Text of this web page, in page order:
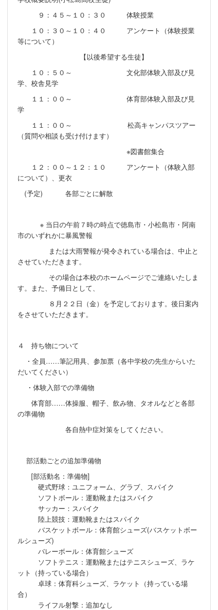
９：４５～１０：３０ 体験授業
１０：３０～１０：４０ アンケート（体験授業
等について）
【以後希望する生徒】
１０：５０～ 文化部体験入部及び見
学、校舎見学
１１：００～ 体育部体験入部及び見
学
１１：００～ 松高キャンパスツアー
（質問や相談も受け付けます）
※図書館集合
１２：００～１２：１０ アンケート（体験入部
について）、更衣
(予定) 各部ごとに解散
※ 当日の午前７時の時点で徳島市・小松島市・阿南
市のいずれかに暴風警報
または大雨警報が発令されている場合は、中止と
させていただきます。
その場合は本校のホームページでご連絡いたしま
す。また、予備日として、
８月２２日（金）を予定しております。後日案内
をさせていただきます。
４ 持ち物について
・全員……筆記用具、参加票（各中学校の先生からいた
だいてください）
・体験入部での準備物
体育部……体操服、帽子、飲み物、タオルなどと各部
の準備物
各自熱中症対策をしてください。
部活動ごとの追加準備物
[部活動名：準備物]
硬式野球：ユニフォーム、グラブ、スパイク
ソフトボール：運動靴またはスパイク
サッカー：スパイク
陸上競技：運動靴またはスパイク
バスケットボール：体育館シューズ(バスケットボー
ルシューズ)
バレーボール：体育館シューズ
ソフトテニス：運動靴またはテニスシューズ、ラケ
ット（持っている場合）
卓球：体育科シューズ、ラケット（持っている場
合）
ライフル射撃：追加なし